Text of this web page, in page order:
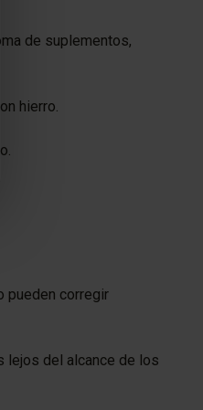
de suplementos,
hierro.
pueden corregir
lejos del alcance de los